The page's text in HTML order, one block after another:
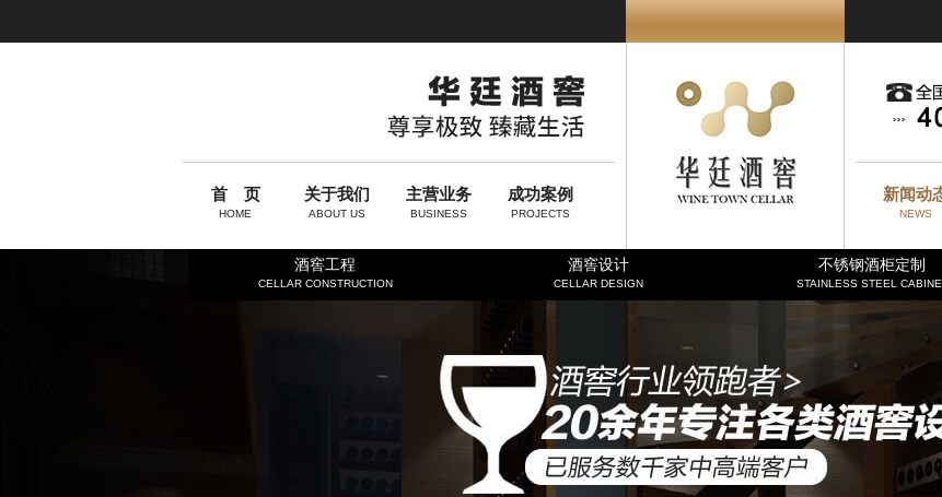
首 页
HOME
关于我们
ABOUT US
主营业务
BUSINESS
成功案例
PROJECTS
新闻动
NEWS
酒窖工程
CELLAR CONSTRUCTION
酒窖设计
CELLAR DESIGN
不锈钢酒柜定制
STAINLESS STEEL